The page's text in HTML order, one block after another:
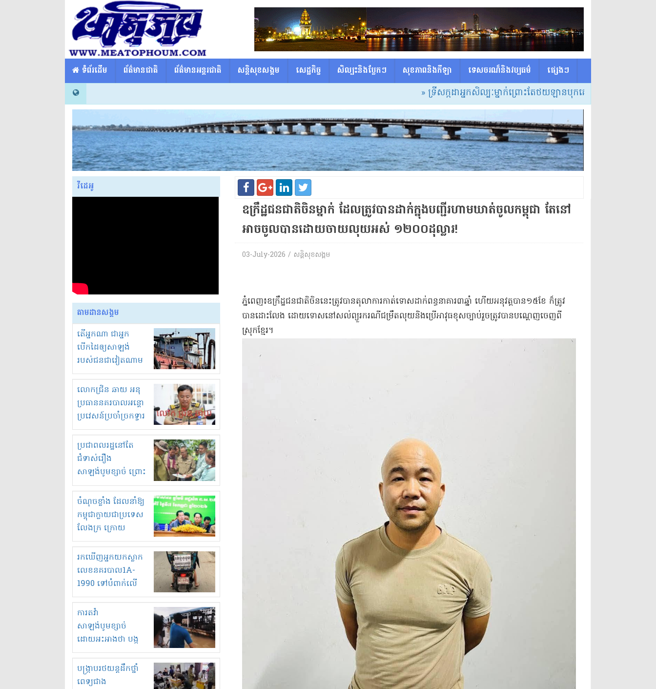
​​ ទំព័រដើម ព័ត៌មានជាតិ ព័ត៌មានអន្តរជាតិ សន្តិសុខសង្គម សេដ្ឋកិច្ច សិល្បះនិងប្លែកៗ សុខភាពនិងកីឡា ទេសចរណ៏និងវប្បធម៌ ផ្សេង​ៗ
» ទ្រីសក្កដាអ្នកសិល្បៈម្នាក់ព្រោះតែថយឡានបុកគេស្លាប់ត្រូវចោទពីបទប្រើគ្រឿ
វីដេអូ
តាមដានសង្គម
តើអ្នកណា ជាអ្នក
បើកដៃឲ្យសាឡង់
របស់ជនជាវៀតណាម
ចូល មកខុស
ច្បាប់លួចបូមខ្សាច់នៅ
ក្នុងប្រទេសកម្ពុជា
លោកជ្រិន ឆាយ អនុ
ប្រធាននគរបាលអន្តោ
ប្រវេសន៍ប្រចាំច្រកទ្វារ
ព្រំដែនភ្នំឌិន និងឈ្មួញ
មួយចំនួនទៀត
កំពង់តែគុបគិតគ្នា
ធ្វើសកម្មភាពរកស៊ីនិង
ស្តុកទំនិញគេចពន្ធ?
ប្រជាពលរដ្ឋនៅតែ
ជំទាស់រឿង
សាឡង់បូមខ្សាច់ ព្រោះ
ខ្លាចបាក់ច្រាំងទៀត!
ចំណុចខ្លាំង ដែលនាំឱ្យ
កម្ពុជាក្លាយជាប្រទេស
លែងក្រ ក្រោយ
ឆ្នាំ២០៣០
រកឃើញអ្នកយកស្លាក
លេខនគរបាល1A-
1990 ទៅបំពាក់លើ
ម៉ូតូរបស់ខ្លួន ដាកផ្លាក
រត់ឌុបហើយ
ការតវ៉ា
សាឡង់បូមខ្សាច់
ដោយអះអាងថា បង្ក
បាក់ច្រាំងទន្លេ និង
រំខានទាំងយប់ទាំងថ្ងៃ
បង្ក្រាបរថយន្តដឹកថ្នាំ
ពេទ្យជាង
ឧក្រឹដ្ឋជនជាតិចិនម្នាក់ ដែលត្រូវបានដាក់ក្នុងបញ្ជីរហាមឃាត់ចូលកម្ពុជា តែនៅ
អាចចូលបានដោយចាយលុយអស់ ១២០០ដុល្លារ!
03-July-2026 / សន្តិសុខសង្គម
ភ្នំពេញ៖ឧក្រឹដ្ឋជនជាតិចិននេះត្រូវបានតុលាការកាត់ទោសដាក់ពន្ធនាគារ៣ឆ្នាំ ហើយអនុវត្តបាន១៥ខែ ក៏ត្រូវ
បានដោះលែង ដោយទោសនៅសល់ព្យួរករណីជម្រឹតលុយនិងប្រើអាវុធខុសច្បាប់រួចត្រូវបានបណ្តេញចេញពី
ស្រុកខ្មែរ។